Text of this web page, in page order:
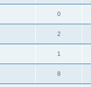
0
2
1
8